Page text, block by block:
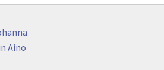
Aino